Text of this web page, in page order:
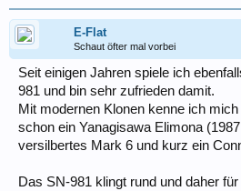
E-Flat
Schaut öfter mal vorbei
Seit einigen Jahren spiele ich
981 und bin sehr zufrieden damit.
Mit modernen Klonen kenne ich
schon ein Yanagisawa Elimona
versilbertes Mark 6 und kurz ein
Das SN-981 klingt rund und daher